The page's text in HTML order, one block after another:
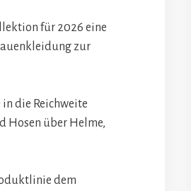
für 2026 eine
zur
die Reichweite
Hosen über Helme,
dem